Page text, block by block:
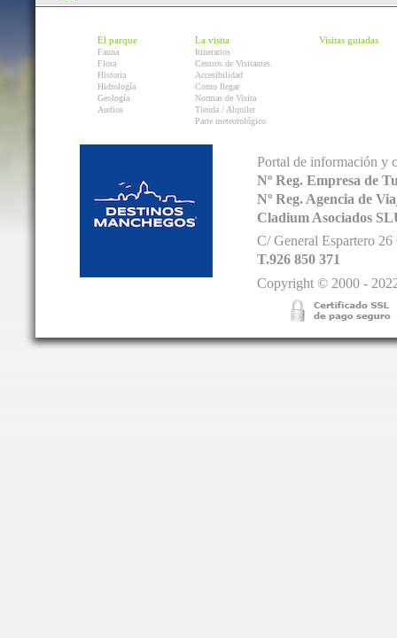
El parque
Fauna
Flora
Historia
Hidrología
Geología
Audios
La visita
Itinerarios
Centros de Visitantes
Accesibilidad
Como llegar
Normas de Visita
Tienda / Alquiler
Parte meteorológico
Visitas guiadas
Portal de información y
Nº Reg. Empresa de
Nº Reg. Agencia de
Cladium Asociados
C/ General Espartero
T.926 850 371
Copyright © 2000 -